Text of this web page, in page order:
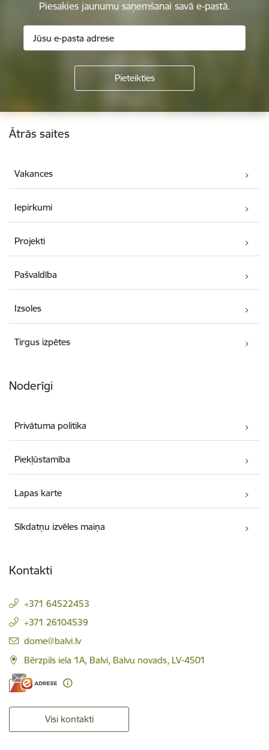
Piesakies jaunumu saņemšanai savā e-pastā.
Kājene
Ātrās saites
Vakances
Iepirkumi
Projekti
Pašvaldība
Izsoles
Tirgus izpētes
Noderīgi
Privātuma politika
Piekļūstamība
Lapas karte
Sīkdatņu izvēles maiņa
Kontakti
+371 64522453
+371 26104539
E-pasts:
dome@balvi.lv
Bērzpils iela 1A, Balvi, Balvu novads, LV-4501
Visi kontakti